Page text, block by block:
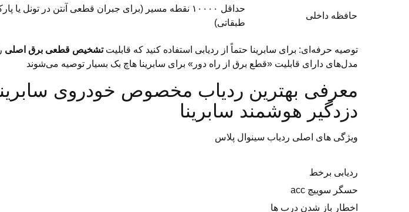
حافظه داخلی
حداقل ۱۰۰۰۰ نقطه مسیر (برای جبران قطعی آنتن در تونل یا
طبقاتی)
توصیه حرفه‌ای: برای سابرینا حتماً از ردیابی استفاده کنید که قابلیتتشخیص قطعی برق اصلی
مدل‌های دارای قابلیت «قطع برق از راه دور» برای سابرینا هاچ بک بسیار توصیه می‌شوند
معرفی بهترین ردیاب مخصوص خودروی
دزدگیر هوشمند سابرینا
ویژگی های اصلی ردیاب سینوال پلاس
ردیابی برخط
حسگر سوییچ acc
اخطار باز شدن درب ها